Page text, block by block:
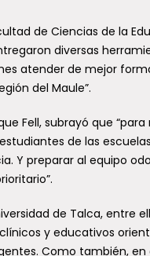
de Ciencias de la
diversas
atender de mejor
del Maule”.
Fell, subrayó que “para
de las
Y preparar al equipo
de Talca, entre
y educativos
Como también, en